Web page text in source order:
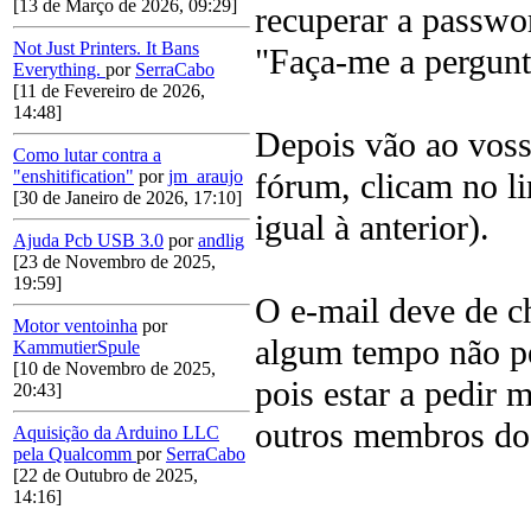
[13 de Março de 2026, 09:29]
Not Just Printers. It Bans
Everything. por SerraCabo
[11 de Fevereiro de 2026,
14:48]
Como lutar contra a
"enshitification" porjm_araujo
[30 de Janeiro de 2026, 17:10]
Ajuda Pcb USB 3.0 porandlig
[23 de Novembro de 2025,
19:59]
Motor ventoinha por
KammutierSpule
[10 de Novembro de 2025,
20:43]
Aquisição da Arduino LLC
pela Qualcomm por SerraCabo
[22 de Outubro de 2025,
14:16]
recuperar a
"Faça-me a
Depois vão ao
fórum, clicam no
igual à anterior).
O e-mail deve de
algum tempo não
pois estar a pedir
outros membros